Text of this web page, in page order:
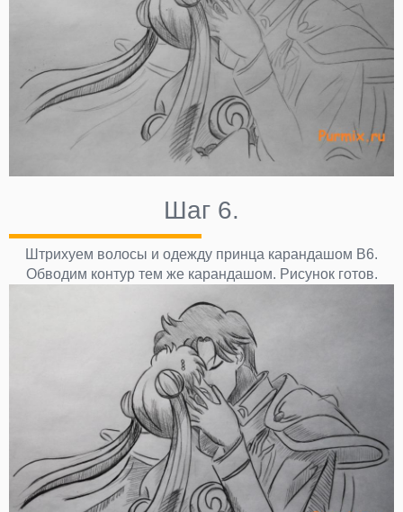
Шаг 6.
Штрихуем волосы и одежду принца карандашом В6.
Обводим контур тем же карандашом. Рисунок готов.